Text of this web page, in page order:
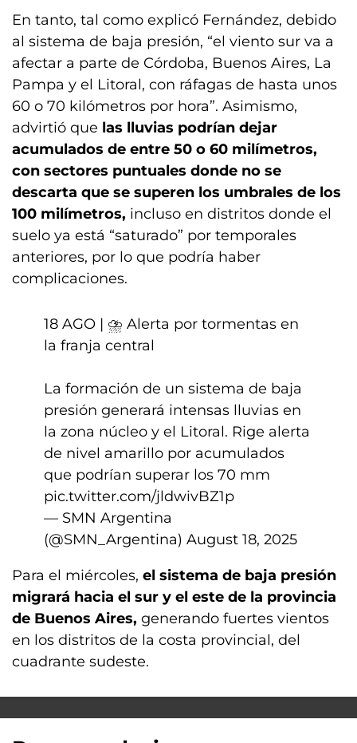
En tanto, tal como explicó Fernández, debido
al sistema de baja presión, “el viento sur va a
afectar a parte de Córdoba, Buenos Aires, La
Pampa y el Litoral, con ráfagas de hasta unos
60 o 70 kilómetros por hora”. Asimismo,
advirtió que las lluvias podrían dejar
acumulados de entre 50 o 60 milímetros,
con sectores puntuales donde no se
descarta que se superen los umbrales de los
100 milímetros, incluso en distritos donde el
suelo ya está “saturado” por temporales
anteriores, por lo que podría haber
complicaciones.
18 AGO | ⛈️ Alerta por tormentas en
la franja central
La formación de un sistema de baja
presión generará intensas lluvias en
la zona núcleo y el Litoral. Rige alerta
de nivel amarillo por acumulados
que podrían superar los 70 mm
pic.twitter.com/jldwivBZ1p
— SMN Argentina
(@SMN_Argentina) August 18, 2025
Para el miércoles, el sistema de baja presión
migrará hacia el sur y el este de la provincia
de Buenos Aires, generando fuertes vientos
en los distritos de la costa provincial, del
cuadrante sudeste.